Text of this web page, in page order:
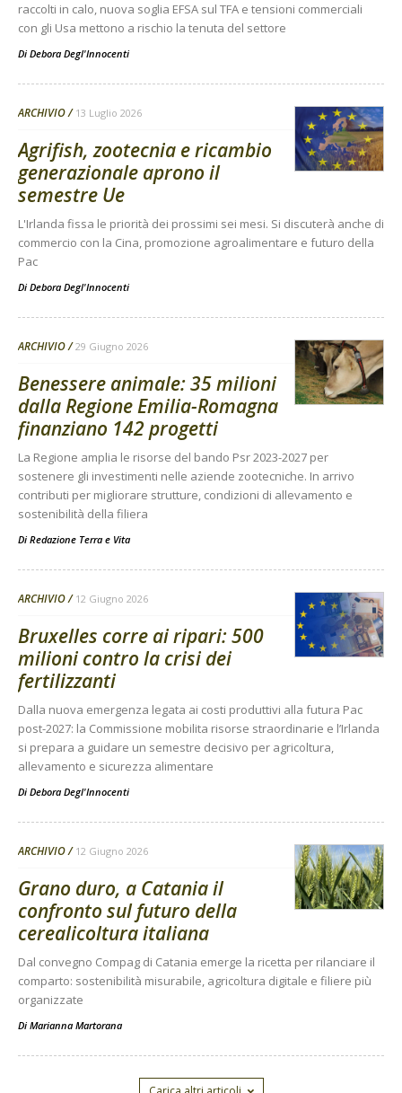
raccolti in calo, nuova soglia EFSA sul TFA e tensioni commerciali
con gli Usa mettono a rischio la tenuta del settore
Di Debora Degl'Innocenti
ARCHIVIO 13 Luglio 2026
Agrifish, zootecnia e ricambio
generazionale aprono il
semestre Ue
L'Irlanda fissa le priorità dei prossimi sei mesi. Si discuterà anche di
commercio con la Cina, promozione agroalimentare e futuro della
Pac
Di Debora Degl'Innocenti
ARCHIVIO 29 Giugno 2026
Benessere animale: 35 milioni
dalla Regione Emilia-Romagna
finanziano 142 progetti
La Regione amplia le risorse del bando Psr 2023-2027 per
sostenere gli investimenti nelle aziende zootecniche. In arrivo
contributi per migliorare strutture, condizioni di allevamento e
sostenibilità della filiera
Di Redazione Terra e Vita
ARCHIVIO 12 Giugno 2026
Bruxelles corre ai ripari: 500
milioni contro la crisi dei
fertilizzanti
Dalla nuova emergenza legata ai costi produttivi alla futura Pac
post-2027: la Commissione mobilita risorse straordinarie e l’Irlanda
si prepara a guidare un semestre decisivo per agricoltura,
allevamento e sicurezza alimentare
Di Debora Degl'Innocenti
ARCHIVIO 12 Giugno 2026
Grano duro, a Catania il
confronto sul futuro della
cerealicoltura italiana
Dal convegno Compag di Catania emerge la ricetta per rilanciare il
comparto: sostenibilità misurabile, agricoltura digitale e filiere più
organizzate
Di Marianna Martorana